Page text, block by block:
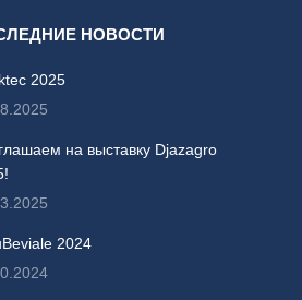
НОВОСТИ
2025
на выставку Djazagro
2024